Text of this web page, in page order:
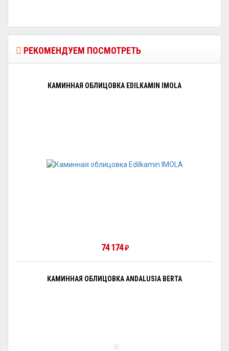
РЕКОМЕНДУЕМ ПОСМОТРЕТЬ
КАМИННАЯ ОБЛИЦОВКА EDILKAMIN IMOLA
74 174₽
КАМИННАЯ ОБЛИЦОВКА ANDALUSIA BERTA